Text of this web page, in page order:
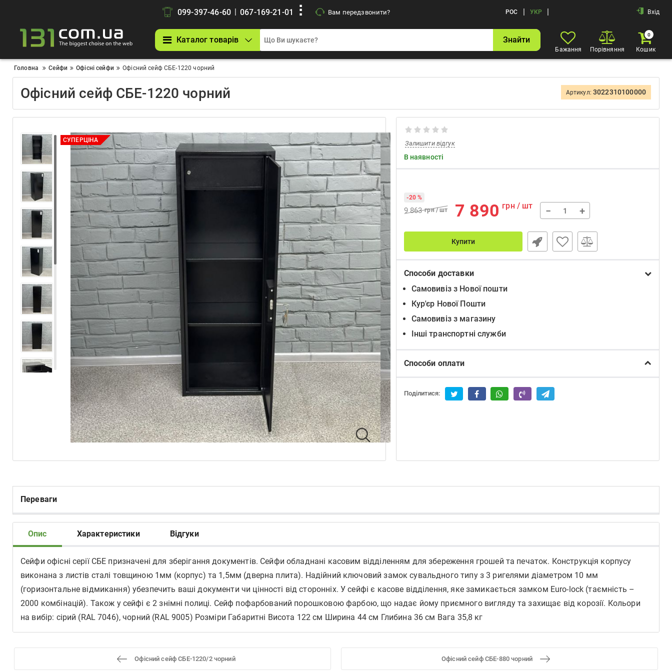
099-397-46-60 | 067-169-21-01 Вам передзвонити? РОС | УКР | Вхід
Каталог товарів Знайти
Бажання Порівняння
0
Кошик
Головна Сейфи Офісні сейфи Офісний сейф СБЕ-1220 чорний
Офісний сейф СБЕ-1220 чорний Артикул:3022310100000
СУПЕРЦІНА Залишити відгук
В наявності
9 863 грн / шт 7 890 грн / шт
-20 %
− +
Купити
Способи доставки
Самовивіз з Нової пошти
Кур'єр Нової Пошти
Самовивіз з магазину
Інші транспортні служби
Способи оплати
Поділитися:
Переваги
Опис Характеристики Відгуки
Сейфи офісні серії СБЕ призначені для зберігання документів. Сейфи обладнані касовим відділенням для збереження грошей та печаток. Конструкція корпусу
виконана з листів сталі товщиною 1мм (корпус) та 1,5мм (дверна плита). Надійний ключовий замок сувальдного типу з 3 ригелями діаметром 10 мм
(горизонтальне відмикання) убезпечить ваші документи чи цінності від сторонніх. У сейфі є касове відділення, яке замикається замком Euro-lock (таємність –
2000 комбінацій). Також у сейфі є 2 знімні полиці. Сейф пофарбований порошковою фарбою, що надає йому приємного вигляду та захищає від корозії. Кольори
на вибір: сірий (RAL 7046), чорний (RAL 9005) Розміри Габаритні Висота 122 см Ширина 44 см Глибина 36 см Вага 35,8 кг
Офісний сейф СБЕ-1220/2 чорний Офісний сейф СБЕ-880 чорний